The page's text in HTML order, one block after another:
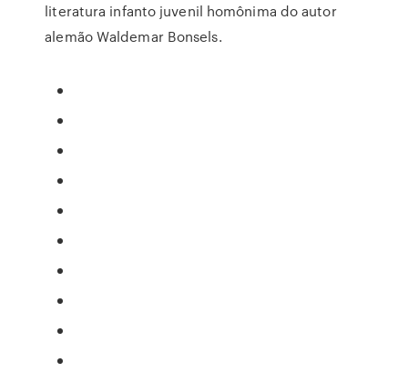
literatura infanto juvenil homônima do autor
alemão Waldemar Bonsels.